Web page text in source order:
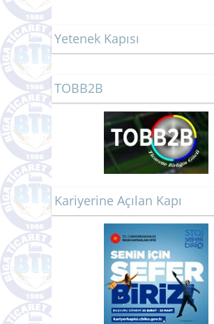
Yetenek Kapısı
TOBB2B
Kariyerine Açılan Kapı